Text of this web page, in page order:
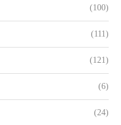
(100)
(111)
(121)
(6)
(24)